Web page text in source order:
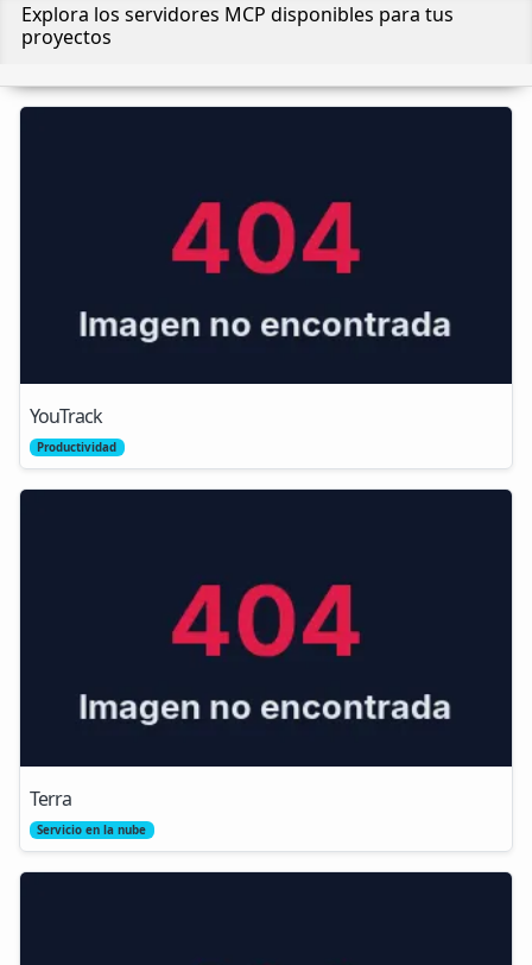
Explora los servidores MCP disponibles para tus
proyectos
YouTrack
Productividad
Terra
Servicio en la nube